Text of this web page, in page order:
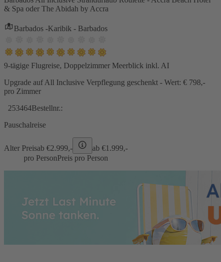
& Spa oder The Abidah by Accra
Barbados -Karibik - Barbados
9-tägige Flugreise, Doppelzimmer Meerblick inkl. AI
Upgrade auf All Inclusive Verpflegung geschenkt - Wert: € 798,-
pro Zimmer
253464Bestellnr.:
Pauschalreise
Alter Preisab €2.999,- ab €1.999,-
pro PersonPreis pro Person